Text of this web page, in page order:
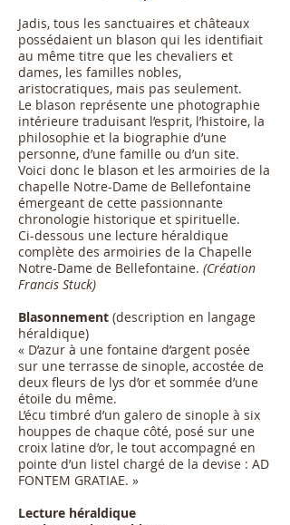
Jadis, tous les sanctuaires et châteaux
possédaient un blason qui les identifiait
au même titre que les chevaliers et
dames, les familles nobles,
aristocratiques, mais pas seulement.
Le blason représente une photographie
intérieure traduisant l’esprit, l’histoire, la
philosophie et la biographie d’une
personne, d’une famille ou d’un site.
Voici donc le blason et les armoiries de la
chapelle Notre-Dame de Bellefontaine
émergeant de cette passionnante
chronologie historique et spirituelle.
Ci-dessous une lecture héraldique
complète des armoiries de la Chapelle
Notre-Dame de Bellefontaine. (Création
Francis Stuck)
Blasonnement (description en langage
héraldique)
« D’azur à une fontaine d’argent posée
sur une terrasse de sinople, accostée de
deux fleurs de lys d’or et sommée d’une
étoile du même.
L’écu timbré d’un galero de sinople à six
houppes de chaque côté, posé sur une
croix latine d’or, le tout accompagné en
pointe d’un listel chargé de la devise : AD
FONTEM GRATIAE. »
Lecture héraldique